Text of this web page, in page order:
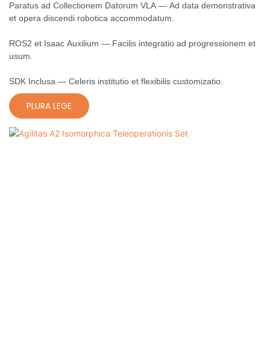
Paratus ad Collectionem Datorum VLA — Ad data demonstrativa
et opera discendi robotica accommodatum.
ROS2 et Isaac Auxilium — Facilis integratio ad progressionem et
usum.
SDK Inclusa — Celeris institutio et flexibilis customizatio.
PLURA LEGE